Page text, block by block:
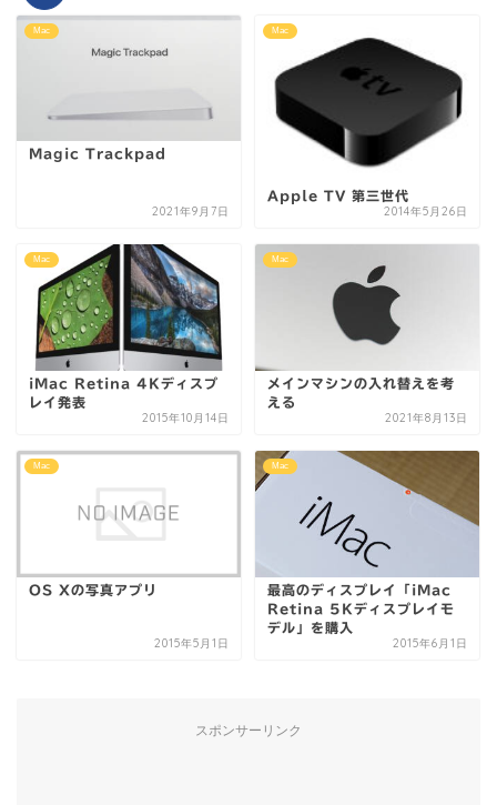
Mac
Magic Trackpad
2021年9月7日
Mac
Apple TV 第三世代
2014年5月26日
Mac
iMac Retina 4Kディスプ
レイ発表
2015年10月14日
Mac
メインマシンの入れ替えを考
える
2021年8月13日
Mac
OS Xの写真アプリ
2015年5月1日
Mac
最高のディスプレイ「iMac
Retina 5Kディスプレイモ
デル」を購入
2015年6月1日
スポンサーリンク